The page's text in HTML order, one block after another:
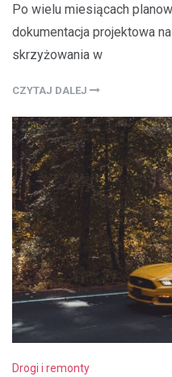
Po wielu miesiącach
dokumentacja projektowa
skrzyżowania w
CZYTAJ DALEJ
Drogi i remonty